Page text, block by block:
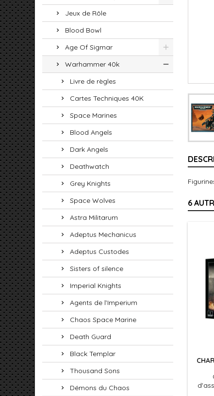
Jeux de Rôle
Blood Bowl
Age Of Sigmar
Warhammer 40k
Livre de règles
Cartes Techniques 40K
Space Marines
Blood Angels
Dark Angels
Deathwatch
Grey Knights
Space Wolves
Astra Militarum
Adeptus Mechanicus
Adeptus Custodes
Sisters of silence
Imperial Knights
Agents de l’Imperium
Chaos Space Marine
Death Guard
Black Templar
Thousand Sons
Démons du Chaos
6